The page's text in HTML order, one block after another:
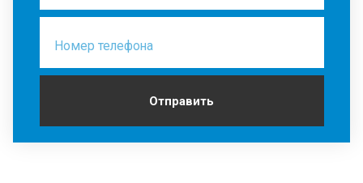
Номер телефона
Отправить